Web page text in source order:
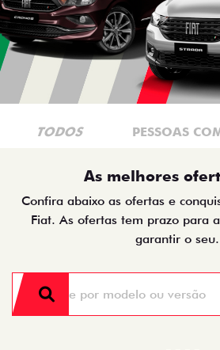
TODOS PESSOAS
As melhores
Confira abaixo as ofertas e
Fiat. As ofertas tem prazo para
garantir o seu.